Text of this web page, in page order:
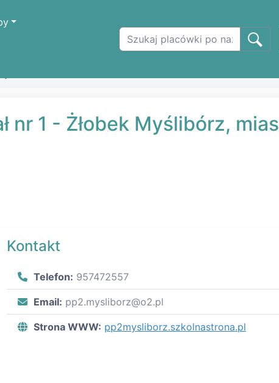
nr 1 - Żłobek Myślibórz,
Kontakt
Telefon: 957472557
Email: pp2.mysliborz@o2.pl
Strona WWW: pp2mysliborz.szkolnastrona.pl